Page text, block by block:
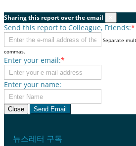
Sharing this report over the email
Send this report to Colleague, Friends:*
Separate
commas.
Enter your email:*
Enter your name:
Close Send Email
뉴스레터 구독